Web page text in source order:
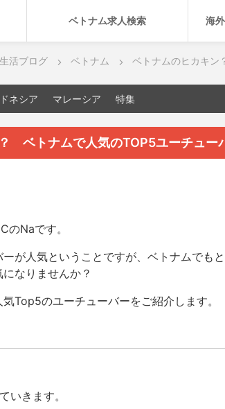
ベトナム求人検索 海
活ブログ ベトナム ベトナムのヒカキン
ネシア マレーシア 特集
ベトナムで人気のTOP5ユーチュー
Naです。
が人気ということですが、ベトナムでも
なりませんか？
Top5のユーチューバーをご紹介します。
いきます。